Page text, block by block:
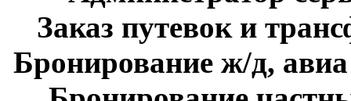
Заказ путевок и
Бронирование ж/д,